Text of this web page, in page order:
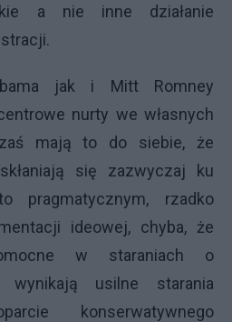
a nie inne działanie
jak i Mitt Romney
nurty we własnych
mają to do siebie, że
się zazwyczaj ku
pragmatycznym, rzadko
ideowej, chyba, że
w staraniach o
wynikają usilne starania
konserwatywnego